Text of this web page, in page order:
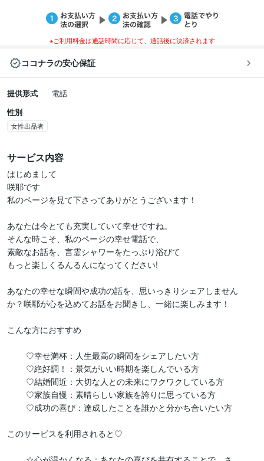
※ご利用料金は通話時間に応じて、通話後に決済されます
ココナラの安心保証
提供形式
電話
性別
女性出品者
サービス内容
はじめまして
咲耶です
私のページを見て下さってありがとうございます！
あなたは今とても充実していて幸せですね。
そんな時こそ、私のページの幸せ電話で、
素敵なお話を、言霊シャワーをたっぷり浴びて
もっと楽しくるんるんになってください!
あなたの幸せな瞬間や成功の話を、思いっきりシェアしません
か？咲耶が心を込めてお話をお聞きし、一緒に楽しみます！
こんな方におすすめ
このサービスを利用されると♡